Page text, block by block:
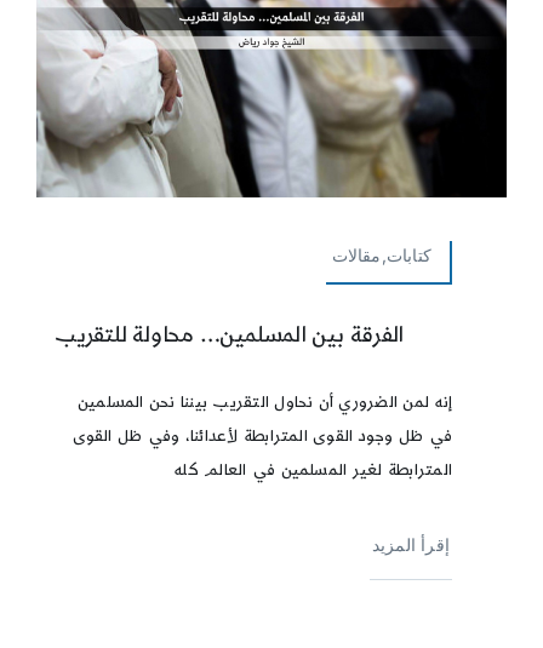
كتابات,مقالات
الفرقة بين المسلمين… محاولة للتقريب
إنه لمن الضروري أن نحاول التقريب بيننا نحن المسلمين
في ظل وجود القوى المترابطة لأعدائنا، وفي ظل القوى
المترابطة لغير المسلمين في العالم كله
إقرأ المزيد